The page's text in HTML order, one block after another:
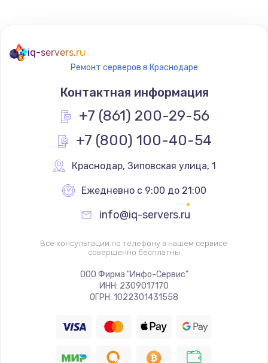
Замена SSD
1520 руб.
Заказать
Настройка BIOS
Ремонт подсветки
1195 руб.
Заказать
Настройка ОС
1160 руб.
995 руб.
iq-servers.ru
Ремонт серверов в Краснодаре
Контактная информация
+7 (861) 200-29-56
+7 (800) 100-40-54
Краснодар, Зиповская улица, 1
Ежедневно с 9:00 до 21:00
info@iq-servers.ru
Все консультации по телефону в нашем сервисе
совершенно бесплатны
ООО Фирма "Инфо-Сервис"
ИНН: 2309017170
ОГРН: 1022301431558